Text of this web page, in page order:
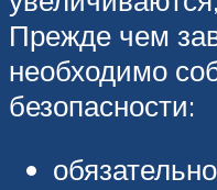
Прежде чем
необходимо
безопасности: